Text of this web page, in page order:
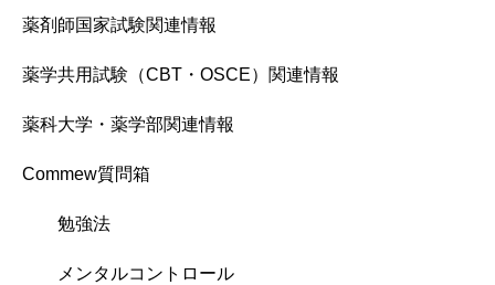
薬剤師国家試験関連情報
薬学共用試験（CBT・OSCE）関連情報
薬科大学・薬学部関連情報
Commew質問箱
勉強法
メンタルコントロール